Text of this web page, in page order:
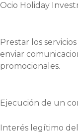
Ocio Holiday
Prestar los
enviar
promocionales.
Ejecución de un
Interés legítimo